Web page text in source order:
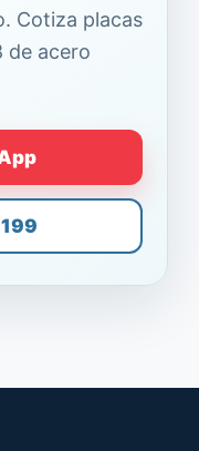
Cotiza placas
de acero